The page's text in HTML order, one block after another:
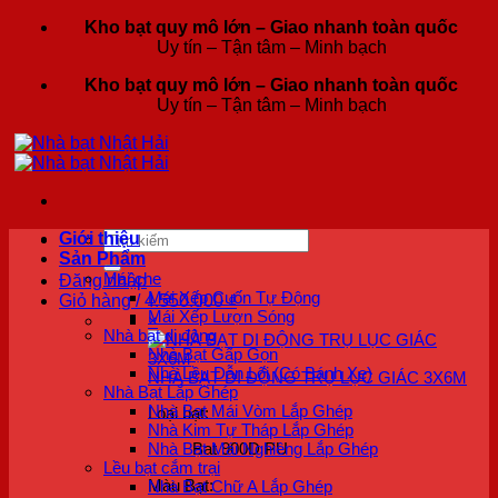
dung
Kho bạt quy mô lớn – Giao nhanh toàn quốc
Uy tín – Tận tâm – Minh bạch
Kho bạt quy mô lớn – Giao nhanh toàn quốc
Uy tín – Tận tâm – Minh bạch
Tìm
kiếm:
Đăng nhập
Giỏ hàng /4.550.000₫
×
NHÀ BẠT DI ĐỘNG TRỤ LỤC GIÁC 3X6M
Loại bạt:
Bạt 900D PU
Màu Bạt:
Giới thiệu
Sản Phẩm
Mái che
Mái Xếp Cuốn Tự Động
Mái Xếp Lượn Sóng
Nhà bạt di động
Nhà Bạt Gấp Gọn
Nhà Lều Dẫn Lối (Có Bánh Xe)
Nhà Bạt Lắp Ghép
Nhà Bạt Mái Vòm Lắp Ghép
Nhà Kim Tự Tháp Lắp Ghép
Nhà Bạt Mái Nghiêng Lắp Ghép
Lều bạt cắm trại
Nhà Bạt Chữ A Lắp Ghép